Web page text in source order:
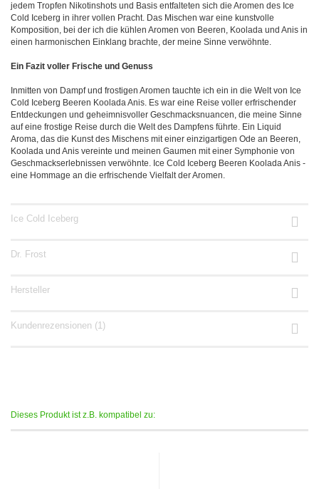
jedem Tropfen Nikotinshots und Basis entfalteten sich die Aromen des Ice
Cold Iceberg in ihrer vollen Pracht. Das Mischen war eine kunstvolle
Komposition, bei der ich die kühlen Aromen von Beeren, Koolada und Anis in
einen harmonischen Einklang brachte, der meine Sinne verwöhnte.
Ein Fazit voller Frische und Genuss
Inmitten von Dampf und frostigen Aromen tauchte ich ein in die Welt von Ice
Cold Iceberg Beeren Koolada Anis. Es war eine Reise voller erfrischender
Entdeckungen und geheimnisvoller Geschmacksnuancen, die meine Sinne
auf eine frostige Reise durch die Welt des Dampfens führte. Ein Liquid
Aroma, das die Kunst des Mischens mit einer einzigartigen Ode an Beeren,
Koolada und Anis vereinte und meinen Gaumen mit einer Symphonie von
Geschmackserlebnissen verwöhnte. Ice Cold Iceberg Beeren Koolada Anis -
eine Hommage an die erfrischende Vielfalt der Aromen.
Ice Cold Iceberg
Dr. Frost
Hersteller
Kundenrezensionen (1)
Dieses Produkt ist z.B. kompatibel zu: